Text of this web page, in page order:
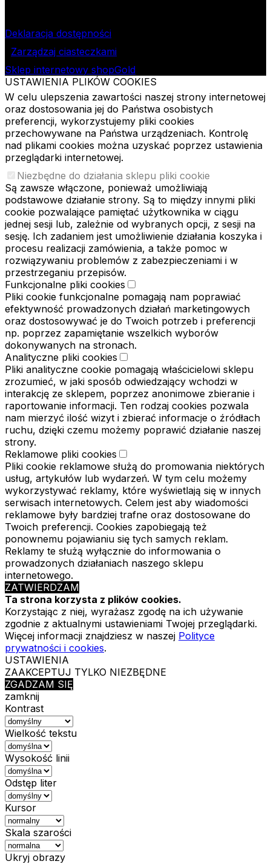
Deklaracja dostępności
Zarządzaj ciasteczkami
Sklep internetowy shopGold
USTAWIENIA PLIKÓW COOKIES
W celu ulepszenia zawartości naszej strony internetowej
oraz dostosowania jej do Państwa osobistych
preferencji, wykorzystujemy pliki cookies
przechowywane na Państwa urządzeniach. Kontrolę
nad plikami cookies można uzyskać poprzez ustawienia
przeglądarki internetowej.
Niezbędne do działania sklepu pliki cookie
Są zawsze włączone, ponieważ umożliwiają
podstawowe działanie strony. Są to między innymi pliki
cookie pozwalające pamiętać użytkownika w ciągu
jednej sesji lub, zależnie od wybranych opcji, z sesji na
sesję. Ich zadaniem jest umożliwienie działania koszyka i
procesu realizacji zamówienia, a także pomoc w
rozwiązywaniu problemów z zabezpieczeniami i w
przestrzeganiu przepisów.
Funkcjonalne pliki cookies
Pliki cookie funkcjonalne pomagają nam poprawiać
efektywność prowadzonych działań marketingowych
oraz dostosowywać je do Twoich potrzeb i preferencji
np. poprzez zapamiętanie wszelkich wyborów
dokonywanych na stronach.
Analityczne pliki cookies
Pliki analityczne cookie pomagają właścicielowi sklepu
zrozumieć, w jaki sposób odwiedzający wchodzi w
interakcję ze sklepem, poprzez anonimowe zbieranie i
raportowanie informacji. Ten rodzaj cookies pozwala
nam mierzyć ilość wizyt i zbierać informacje o źródłach
ruchu, dzięki czemu możemy poprawić działanie naszej
strony.
Reklamowe pliki cookies
Pliki cookie reklamowe służą do promowania niektórych
usług, artykułów lub wydarzeń. W tym celu możemy
wykorzystywać reklamy, które wyświetlają się w innych
serwisach internetowych. Celem jest aby wiadomości
reklamowe były bardziej trafne oraz dostosowane do
Twoich preferencji. Cookies zapobiegają też
ponownemu pojawianiu się tych samych reklam.
Reklamy te służą wyłącznie do informowania o
prowadzonych działaniach naszego sklepu
internetowego.
ZATWIERDZAM
Ta strona korzysta z plików cookies.
Korzystając z niej, wyrażasz zgodę na ich używanie
zgodnie z aktualnymi ustawieniami Twojej przeglądarki.
Więcej informacji znajdziesz w naszej Polityce
prywatności i cookies.
USTAWIENIA
ZAAKCEPTUJ TYLKO NIEZBĘDNE
ZGADZAM SIĘ
zamknij
Kontrast
Wielkość tekstu
Wysokość linii
Odstęp liter
Kursor
Skala szarości
Ukryj obrazy